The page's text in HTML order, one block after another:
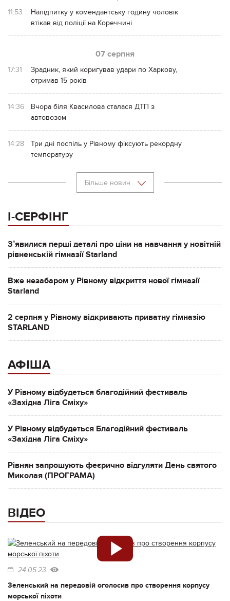
11:53
Напідпитку у комендантську годину чоловік
втікав від поліції на Кореччині
07 серпня
17:31
Зрадник, який коригував удари по Харкову,
отримав 15 років
14:36
Вчора біля Квасилова сталася ДТП з
автовозом
14:28
Три дні поспіль у Рівному фіксують рекордну
температуру
Більше новин
І-СЕРФІНГ
Зʼявилися перші деталі про ціни на навчання у новітній
рівненській гімназії Starland
Вже незабаром у Рівному відкриття нової гімназії
Starland
2 серпня у Рівному відкривають приватну гімназію
STARLAND
АФІША
У Рівному відбудеться благодійний фестиваль
«Західна Ліга Сміху»
У Рівному відбудеться Благодійний фестиваль
«Західна Ліга Сміху»
Рівнян запрошують феєрично відгуляти День святого
Миколая (ПРОГРАМА)
ВІДЕО
24.05.23
Зеленський на передовій оголосив про створення корпусу
морської піхоти